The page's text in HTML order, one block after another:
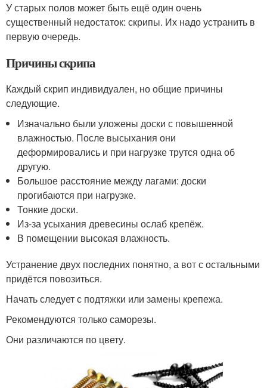
У старых полов может быть ещё один очень
существенный недостаток: скрипы. Их надо устранить в
первую очередь.
Причины скрипа
Каждый скрип индивидуален, но общие причины
следующие.
Изначально были уложены доски с повышенной
влажностью. После высыхания они
деформировались и при нагрузке трутся одна об
другую.
Большое расстояние между лагами: доски
прогибаются при нагрузке.
Тонкие доски.
Из-за усыхания древесины ослаб крепёж.
В помещении высокая влажность.
Устранение двух последних понятно, а вот с остальными
придётся повозиться.
Начать следует с подтяжки или замены крепежа.
Рекомендуются только саморезы.
Они различаются по цвету.